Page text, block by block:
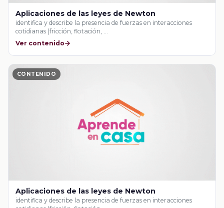
Aplicaciones de las leyes de Newton
identifica y describe la presencia de fuerzas en interacciones
cotidianas (fricción, flotación, …
Ver contenido
CONTENIDO
Aplicaciones de las leyes de Newton
identifica y describe la presencia de fuerzas en interacciones